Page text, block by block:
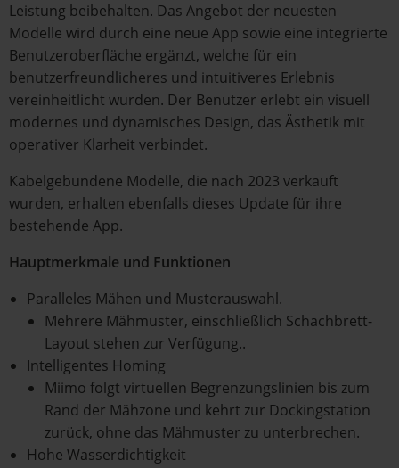
Leistung beibehalten. Das Angebot der neuesten
Modelle wird durch eine neue App sowie eine integrierte
Benutzeroberfläche ergänzt, welche für ein
benutzerfreundlicheres und intuitiveres Erlebnis
vereinheitlicht wurden. Der Benutzer erlebt ein visuell
modernes und dynamisches Design, das Ästhetik mit
operativer Klarheit verbindet.
Kabelgebundene Modelle, die nach 2023 verkauft
wurden, erhalten ebenfalls dieses Update für ihre
bestehende App.
Hauptmerkmale und Funktionen
Paralleles Mähen und Musterauswahl.
Mehrere Mähmuster, einschließlich Schachbrett-
Layout stehen zur Verfügung..
Intelligentes Homing
Miimo folgt virtuellen Begrenzungslinien bis zum
Rand der Mähzone und kehrt zur Dockingstation
zurück, ohne das Mähmuster zu unterbrechen.
Hohe Wasserdichtigkeit